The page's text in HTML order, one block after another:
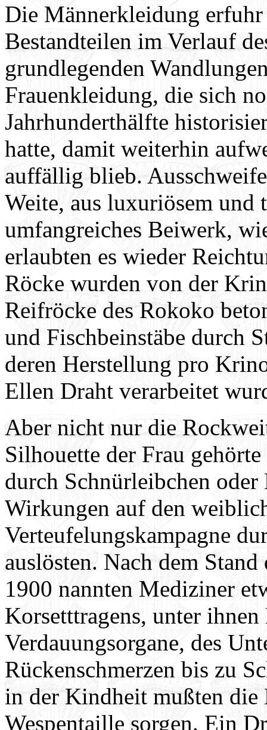
Die Männerkleidung
Bestandteilen im Verlauf
grundlegenden
Frauenkleidung, die sich
Jahrhunderthälfte
hatte, damit weiterhin
auffällig blieb.
Weite, aus luxuriösem und
umfangreiches Beiwerk,
erlaubten es wieder
Röcke wurden von der
Reifröcke des Rokoko
und Fischbeinstäbe durch
deren Herstellung pro
Ellen Draht verarbeitet
Aber nicht nur die
Silhouette der Frau
durch Schnürleibchen oder
Wirkungen auf den
Verteufelungskampagne
auslösten. Nach dem
1900 nannten Mediziner
Korsetttragens, unter
Verdauungsorgane, des
Rückenschmerzen bis zu
in der Kindheit mußten die
Wespentaille sorgen. Ein